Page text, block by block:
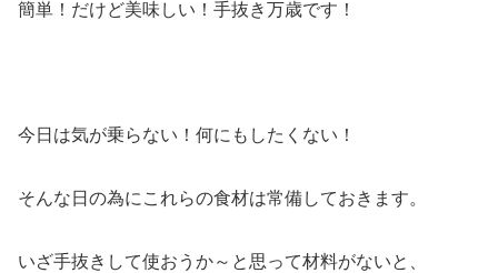
簡単！だけど美味しい！手抜き万歳です！
今日は気が乗らない！何にもしたくない！
そんな日の為にこれらの食材は常備しておきます。
いざ手抜きして使おうか～と思って材料がないと、